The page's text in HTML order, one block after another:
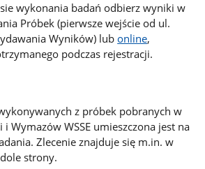
wykonania badań odbierz wyniki w
Próbek (pierwsze wejście od ul.
Wyników) lubonline,
podczas rejestracji.
z próbek pobranych w
Wymazów WSSE umieszczona jest na
Zlecenie znajduje się m.in. w
strony.